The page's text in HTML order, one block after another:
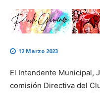
12 Marzo 2023
El Intendente Municipal,
comisión Directiva del